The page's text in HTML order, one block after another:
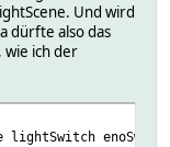
Und wird
dürfte also das
wie ich der
enoSwitch05